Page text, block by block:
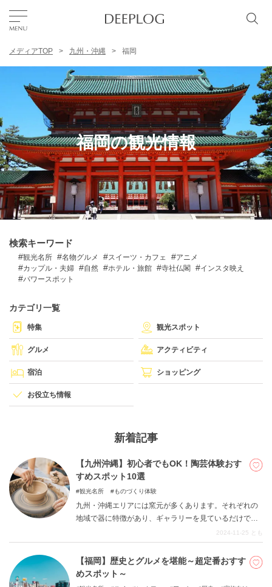
TOP
エリア
カテゴリー
日本語
お問い合わせ
運営会社
トラベルライター募集
メディアTOP 九州・沖縄 福岡
福岡の観光情報
検索キーワード
観光名所 名物グルメ スイーツ・カフェ
アニメ
カップル・夫婦
自然 ホテル・旅館 寺社仏閣
インスタ映え
パワースポット
カテゴリ一覧
特集 観光スポット
グルメ アクティビティ
宿泊 ショッピング
お役立ち情報
新着記事
【九州沖縄】初心者でもOK！陶芸体験おす
すめスポット10選
観光名所 ものづくり体験
九州・沖縄エリアには窯元が多くあります。それぞれの
地域で器に特徴があり、ギャラリーを見ているだけでも
楽しいですよね。ですがせっかく旅行に行ったら、作っ
てみるのもおすすめです。梅雨の季節、夏の暑い日でも
快適に楽しめます。旅行の思い出に、陶芸を体験してみ
ましょう。
2024-11-25 とも
【福岡】歴史とグルメを堪能～超定番おすす
めスポット～